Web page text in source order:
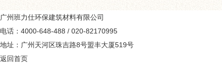
广州班力仕环保建筑材料有限公司
电话：4000-648-488 / 020-82170995
地址：广州天河区珠吉路8号盟丰大厦519号
返回首页